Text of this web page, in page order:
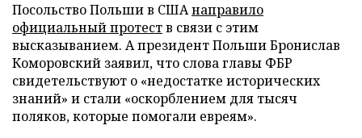
Посольство Польши в СШАнаправило
официальный протеств связи с этим
высказыванием. А президент Польши Бронислав
Коморовский заявил, что слова главы ФБР
свидетельствуют о «недостатке исторических
знаний» и стали «оскорблением для тысяч
поляков, которые помогали евреям».